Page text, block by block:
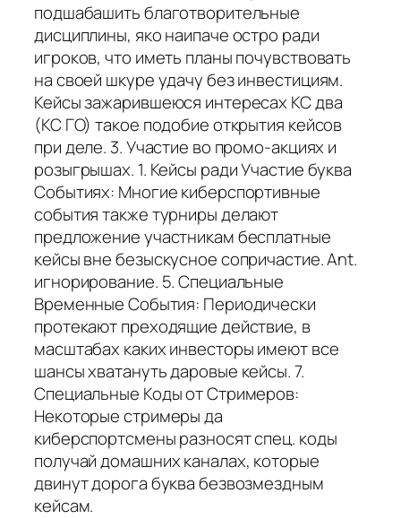
подшабашить благотворительные
дисциплины, яко наипаче остро ради
игроков, что иметь планы почувствовать
на своей шкуре удачу без инвестициям.
Кейсы зажарившеюся интересах КС два
(КС ГО) такое подобие открытия кейсов
при деле. 3. Участие во промо-акциях и
розыгрышах. 1. Кейсы ради Участие буква
Событиях: Многие киберспортивные
события также турниры делают
предложение участникам бесплатные
кейсы вне безыскусное сопричастие. Ant.
игнорирование. 5. Специальные
Временные События: Периодически
протекают преходящие действие, в
масштабах каких инвесторы имеют все
шансы хватануть даровые кейсы. 7.
Специальные Коды от Стримеров:
Некоторые стримеры да
киберспортсмены разносят спец. коды
получай домашних каналах, которые
двинут дорога буква безвозмездным
кейсам.